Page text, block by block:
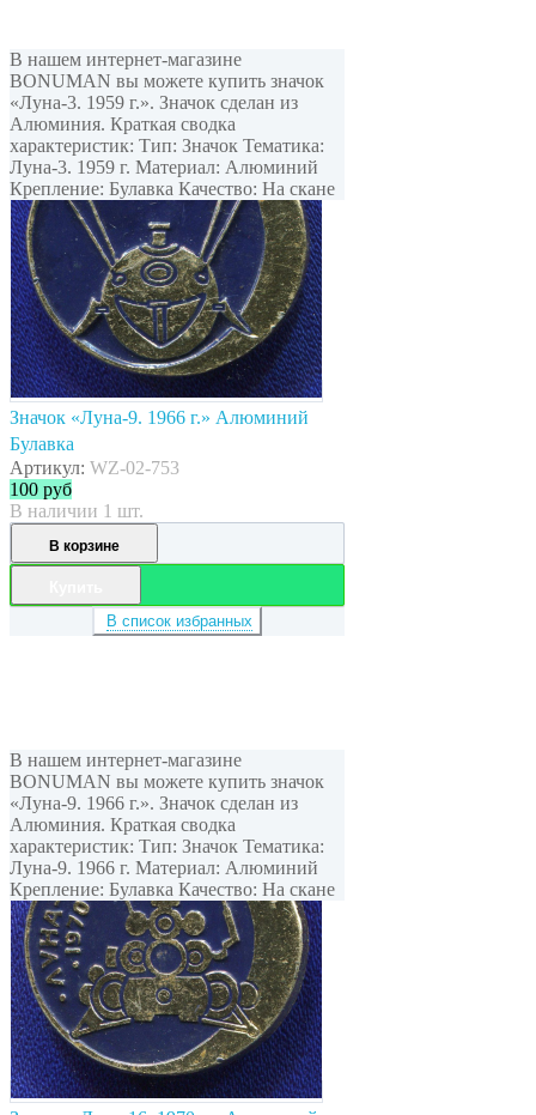
В нашем интернет-магазине
BONUMAN вы можете купить значок
«Луна-3. 1959 г.». Значок сделан из
Алюминия. Краткая сводка
характеристик: Тип: Значок Тематика:
Луна-3. 1959 г. Материал: Алюминий
Крепление: Булавка Качество: На скане
Значок «Луна-9. 1966 г.» Алюминий
Булавка
Артикул: WZ-02-753
100 руб
В наличии 1 шт.
В корзине
В список избранных
В нашем интернет-магазине
BONUMAN вы можете купить значок
«Луна-9. 1966 г.». Значок сделан из
Алюминия. Краткая сводка
характеристик: Тип: Значок Тематика:
Луна-9. 1966 г. Материал: Алюминий
Крепление: Булавка Качество: На скане